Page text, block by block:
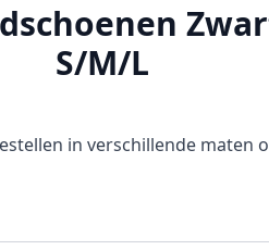
S/M/L
in verschillende maten